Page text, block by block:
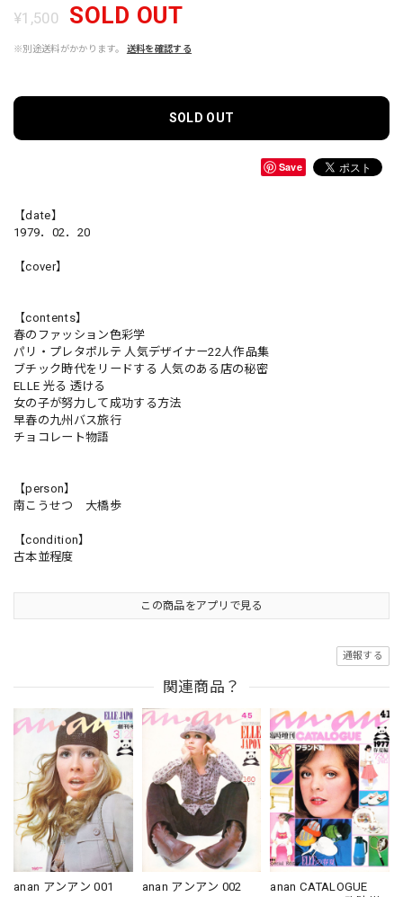
¥1,500 SOLD OUT
※別途送料がかかります。 送料を確認する
SOLD OUT
Save
【date】
1979．02．20
【cover】
【contents】
春のファッション色彩学
パリ・プレタポルテ 人気デザイナー22人作品集
ブチック時代をリードする 人気のある店の秘密
ELLE 光る 透ける
女の子が努力して成功する方法
早春の九州バス旅行
チョコレート物語
【person】
南こうせつ 大橋歩
【condition】
古本並程度
この商品をアプリで見る
通報する
関連商品？
anan アンアン 001 anan アンアン 002
anan CATALOGUE